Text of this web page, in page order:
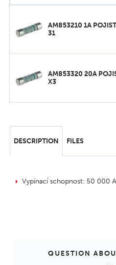
AM853210 1A
31
AM853320 20A
X3
DESCRIPTION FILES
Vypínací schopnost: 50 000 A
QUESTION